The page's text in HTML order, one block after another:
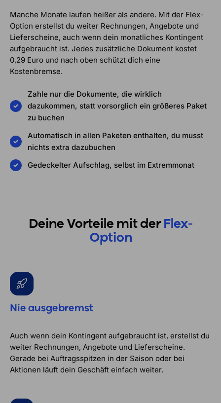
Manche Monate laufen heißer als andere. Mit der Flex-
Option erstellst du weiter Rechnungen, Angebote und
Lieferscheine, auch wenn dein monatliches Kontingent
aufgebraucht ist. Jedes zusätzliche Dokument kostet
0,29 Euro und nach oben schützt dich eine
Kostenbremse.
Zahle nur die Dokumente, die wirklich
dazukommen, statt vorsorglich ein größeres Paket
zu buchen
Automatisch in allen Paketen enthalten, du musst
nichts extra dazubuchen
Gedeckelter Aufschlag, selbst im Extremmonat
Deine Vorteile mit der Flex-
Option
Nie ausgebremst
Auch wenn dein Kontingent aufgebraucht ist, erstellst du
weiter Rechnungen, Angebote und Lieferscheine.
Gerade bei Auftragsspitzen in der Saison oder bei
Aktionen läuft dein Geschäft einfach weiter.